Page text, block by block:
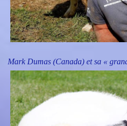
Mark Dumas (Canada) et sa «